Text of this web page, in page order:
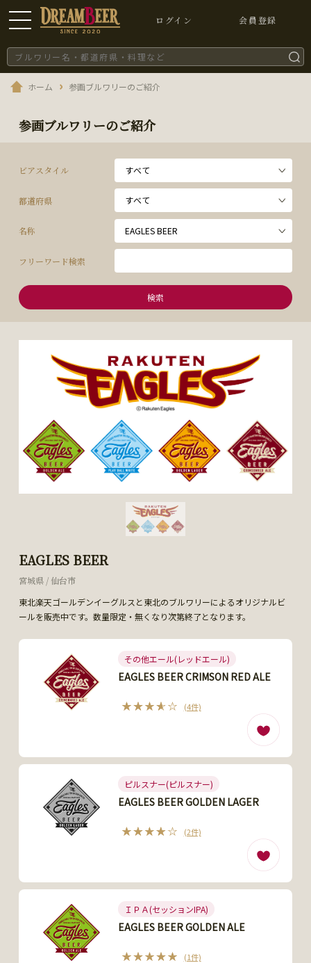
ログイン 会員登録
ホーム 参画ブルワリーのご紹介
参画ブルワリーのご紹介
ビアスタイル
都道府県
名称
フリーワード検索
検索
EAGLES BEER
宮城県 / 仙台市
東北楽天ゴールデンイーグルスと東北のブルワリーによるオリジナルビ
ールを販売中です。数量限定・無くなり次第終了となります。
その他エール(レッドエール)
EAGLES BEER CRIMSON RED ALE
(4件)
ピルスナー(ピルスナー)
EAGLES BEER GOLDEN LAGER
(2件)
ＩＰＡ(セッションIPA)
EAGLES BEER GOLDEN ALE
(1件)